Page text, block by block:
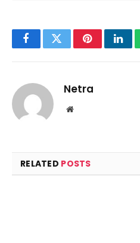
FacebookTwitterPinterest
Netra
Website
RELATED POSTS